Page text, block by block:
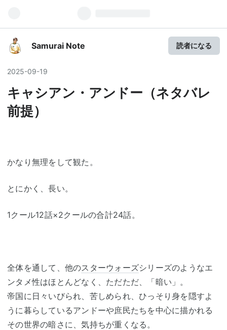
Samurai Note 読者になる
2025-09-19
キャシアン・アンドー（ネタバレ
前提）
かなり無理をして観た。
とにかく、長い。
1クール12話×2クールの合計24話。
全体を通して、他のスターウォーズシリーズのようなエ
ンタメ性はほとんどなく、ただただ、「暗い」。
帝国に日々いびられ、苦しめられ、ひっそり身を隠すよ
うに暮らしているアンドーや庶民たちを中心に描かれる
その世界の暗さに、気持ちが重くなる。